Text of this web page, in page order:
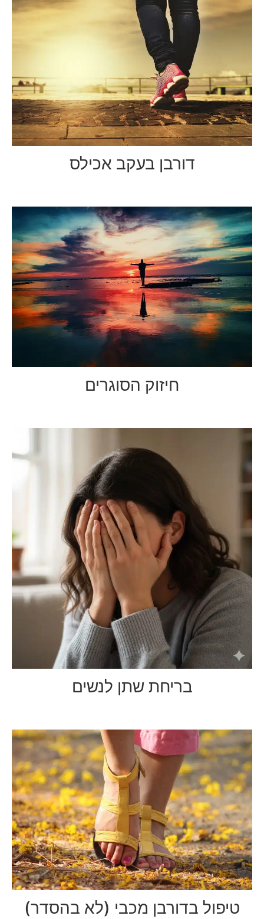
דורבן בעקב אכילס
חיזוק הסוגרים
בריחת שתן לנשים
טיפול בדורבן מכבי (לא בהסדר)